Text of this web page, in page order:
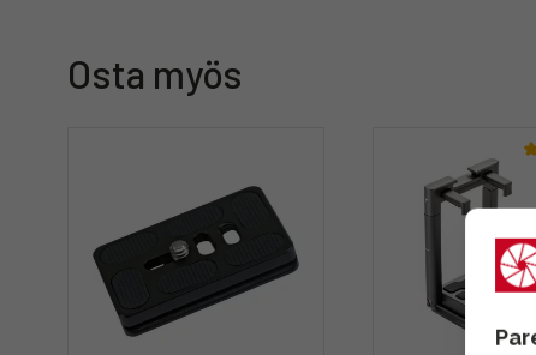
Osta myös